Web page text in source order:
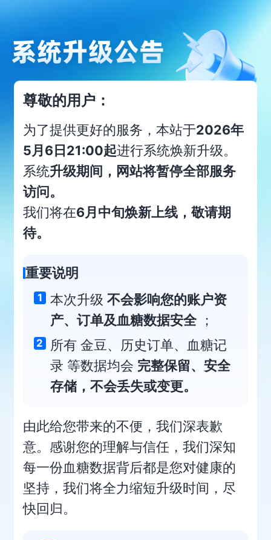
尊敬的用户：
为了提供更好的服务，本站于2026年
5月6日21:00起进行系统焕新升级。
系统升级期间，网站将暂停全部服务
访问。
我们将在6月中旬焕新上线，敬请期
待。
重要说明
1 本次升级 不会影响您的账户资
产、订单及血糖数据安全；
2
所有 金豆、历史订单、血糖记
录 等数据均会 完整保留、安全
存储，不会丢失或变更。
由此给您带来的不便，我们深表歉
意。感谢您的理解与信任，我们深知
每一份血糖数据背后都是您对健康的
坚持，我们将全力缩短升级时间，尽
快回归。